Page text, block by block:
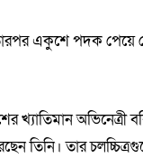
তারপর একুশে পদক
খ্যাতিমান
তিনি। তার